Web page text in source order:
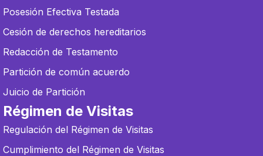
Posesión Efectiva Testada
Cesión de derechos hereditarios
Redacción de Testamento
Partición de común acuerdo
Juicio de Partición
Régimen de Visitas
Regulación del Régimen de Visitas
Cumplimiento del Régimen de Visitas